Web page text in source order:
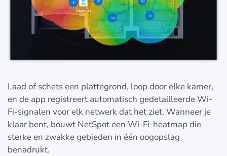
Laad of schets een plattegrond, loop door elke kamer,
en de app registreert automatisch gedetailleerde Wi-
Fi-signalen voor elk netwerk dat het ziet. Wanneer je
klaar bent, bouwt NetSpot een Wi-Fi-heatmap die
sterke en zwakke gebieden in één oogopslag
benadrukt.